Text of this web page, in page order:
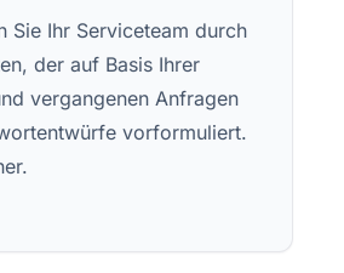
Sie Ihr Serviceteam durch
der auf Basis Ihrer
vergangenen Anfragen
vorformuliert.